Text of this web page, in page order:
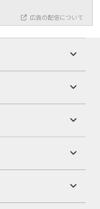
広告の配信について